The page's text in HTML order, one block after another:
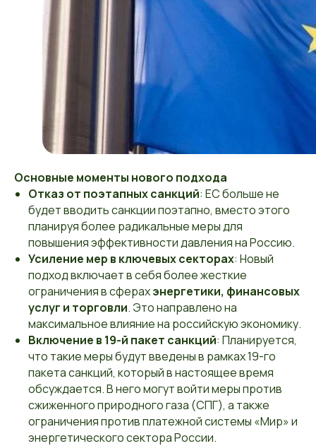
Основные моменты нового подхода
Отказ от поэтапных санкций: ЕС больше не
будет вводить санкции поэтапно, вместо этого
планируя более радикальные меры для
повышения эффективности давления на Россию.
Усиление мер в ключевых секторах: Новый
подход включает в себя более жесткие
ограничения в сферахэнергетики, финансовых
услуг и торговли. Это направлено на
максимальное влияние на российскую экономику.
Включение в 19-й пакет санкций: Планируется,
что такие меры будут введены в рамках 19-го
пакета санкций, который в настоящее время
обсуждается. В него могут войти меры против
сжиженного природного газа (СПГ), а также
ограничения против платежной системы «Мир» и
энергетического сектора России.